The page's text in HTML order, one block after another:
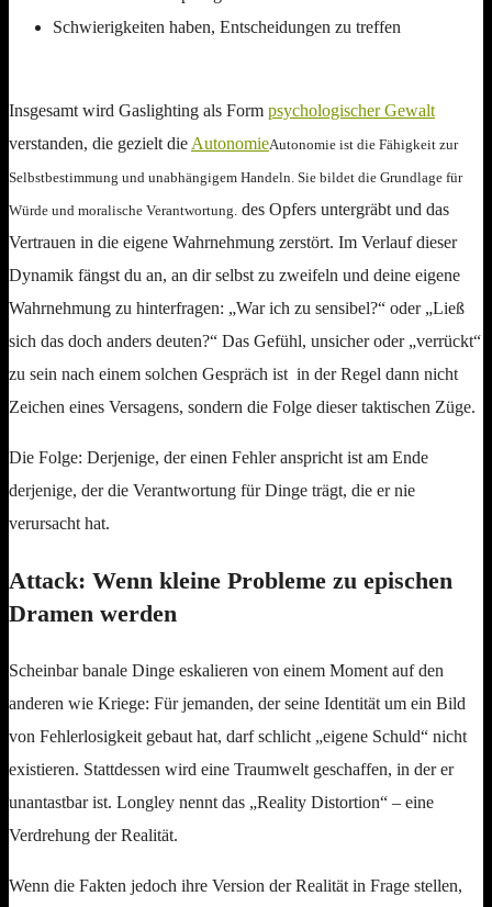
Schwierigkeiten haben, Entscheidungen zu treffen
Insgesamt wird Gaslighting als Form psychologischer Gewalt
verstanden, die gezielt die AutonomieAutonomie ist die Fähigkeit zur
Selbstbestimmung und unabhängigem Handeln. Sie bildet die Grundlage für
Würde und moralische Verantwortung. des Opfers untergräbt und das
Vertrauen in die eigene Wahrnehmung zerstört. Im Verlauf dieser
Dynamik fängst du an, an dir selbst zu zweifeln und deine eigene
Wahrnehmung zu hinterfragen: „War ich zu sensibel?“ oder „Ließ
sich das doch anders deuten?“ Das Gefühl, unsicher oder „verrückt“
zu sein nach einem solchen Gespräch ist in der Regel dann nicht
Zeichen eines Versagens, sondern die Folge dieser taktischen Züge.
Die Folge: Derjenige, der einen Fehler anspricht ist am Ende
derjenige, der die Verantwortung für Dinge trägt, die er nie
verursacht hat.
Attack: Wenn kleine Probleme zu epischen
Dramen werden
Scheinbar banale Dinge eskalieren von einem Moment auf den
anderen wie Kriege: Für jemanden, der seine Identität um ein Bild
von Fehlerlosigkeit gebaut hat, darf schlicht „eigene Schuld“ nicht
existieren. Stattdessen wird eine Traumwelt geschaffen, in der er
unantastbar ist. Longley nennt das „Reality Distortion“ – eine
Verdrehung der Realität.
Wenn die Fakten jedoch ihre Version der Realität in Frage stellen,